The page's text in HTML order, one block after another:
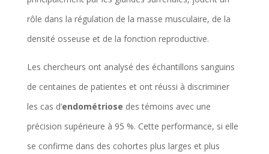
rôle dans la régulation de la masse musculaire, de la
densité osseuse et de la fonction reproductive.
Les chercheurs ont analysé des échantillons sanguins
de centaines de patientes et ont réussi à discriminer
les cas d’endométriose des témoins avec une
précision supérieure à 95 %. Cette performance, si elle
se confirme dans des cohortes plus larges et plus